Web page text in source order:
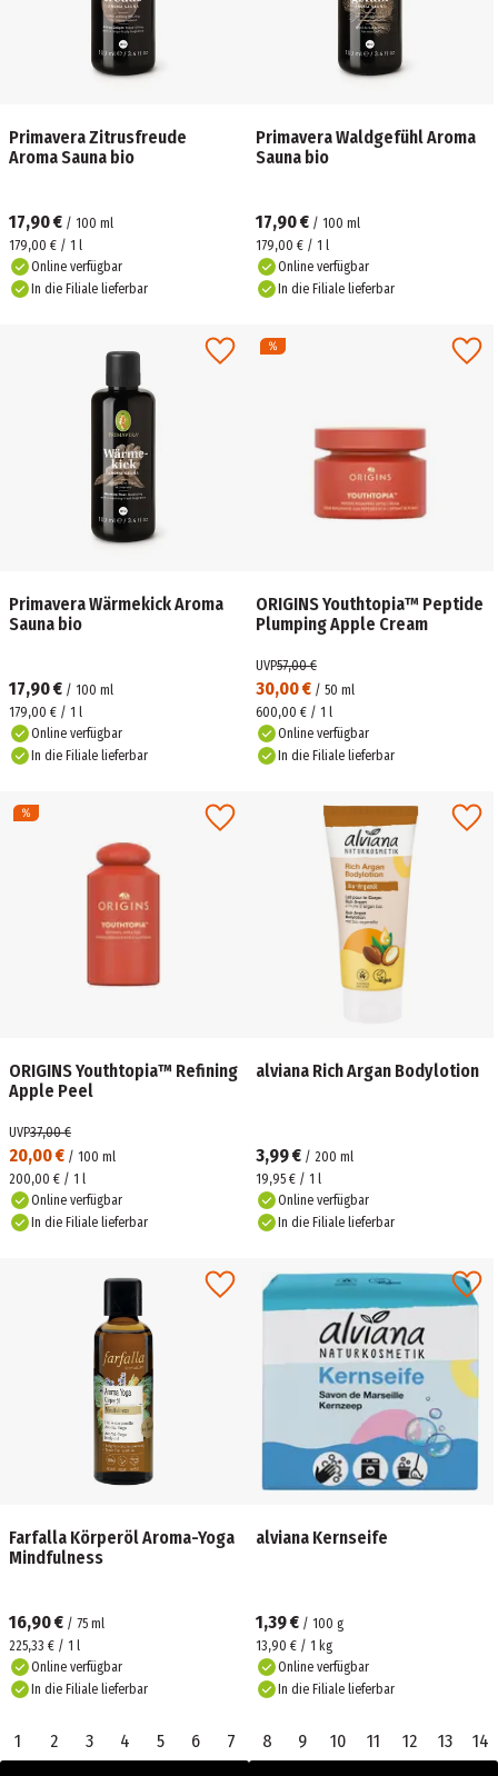
Primavera Zitrusfreude
Aroma Sauna bio
17,90 € / 100 ml
179,00 € / 1 l
Online verfügbar
In die Filiale lieferbar
Primavera Waldgefühl Aroma
Sauna bio
17,90 € / 100 ml
179,00 € / 1 l
Online verfügbar
In die Filiale lieferbar
Primavera Wärmekick Aroma
Sauna bio
17,90 € / 100 ml
179,00 € / 1 l
Online verfügbar
In die Filiale lieferbar
ORIGINS Youthtopia™ Peptide
Plumping Apple Cream
30,00 € / 50 ml
UVP57,00 €
600,00 € / 1 l
Online verfügbar
In die Filiale lieferbar
ORIGINS Youthtopia™ Refining
Apple Peel
20,00 € / 100 ml
UVP37,00 €
200,00 € / 1 l
Online verfügbar
In die Filiale lieferbar
alviana Rich Argan Bodylotion
3,99 € / 200 ml
19,95 € / 1 l
Online verfügbar
In die Filiale lieferbar
Farfalla Körperöl Aroma-Yoga
Mindfulness
16,90 € / 75 ml
225,33 € / 1 l
Online verfügbar
In die Filiale lieferbar
alviana Kernseife
1,39 € / 100 g
13,90 € / 1 kg
Online verfügbar
In die Filiale lieferbar
1 2 3 4 5 6 7 8 9 10 11 12 13 14